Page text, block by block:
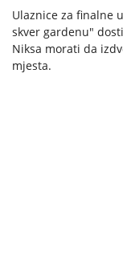
Ulaznice za finalne
skver gardenu"
Niksa morati da
mjesta.